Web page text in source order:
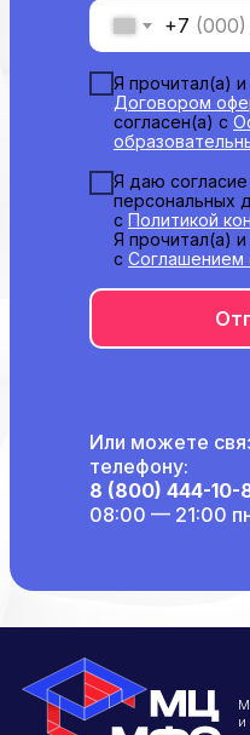
+7
Я прочитал(а) и
Договором
согласен(а) с
Я даю
персональных
с Политикой
Я прочитал(а) и
с Соглашением
Или можете
телефону:
8 (800) 444-10-
08:00 — 21:00
«Международный Центр Медицинского
и Фармацевтического Образования»
О нашем центре
Основные сведения
Структура и органы
Способы оплаты